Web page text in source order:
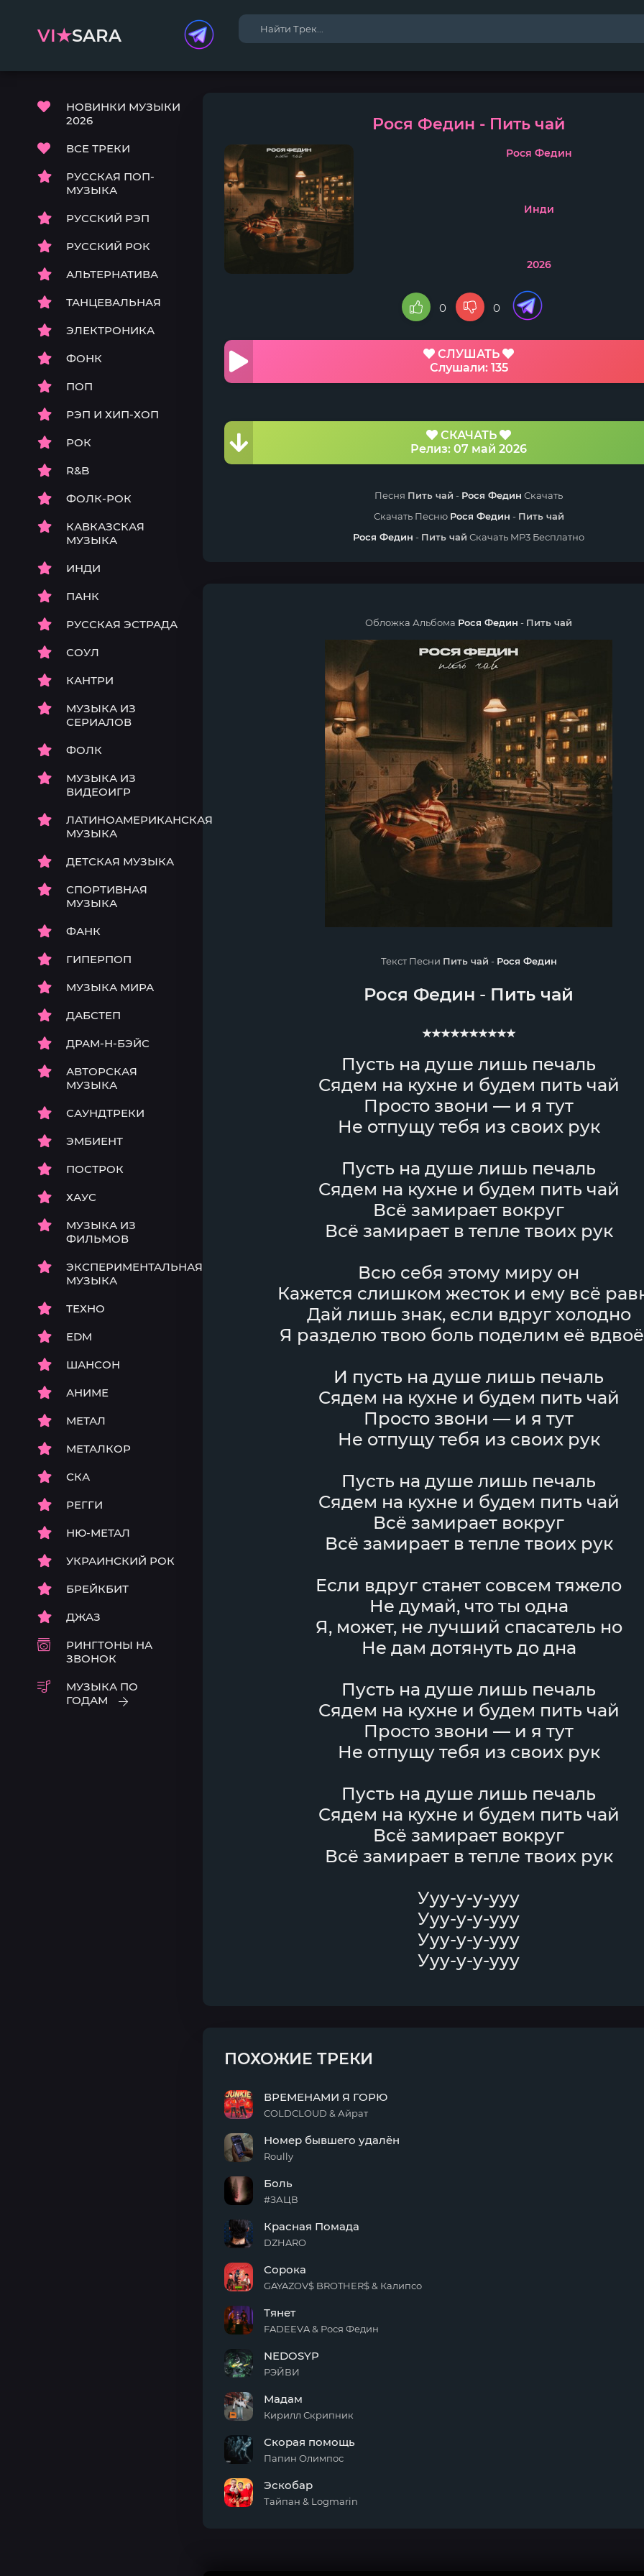
VI★SARA
НОВИНКИ МУЗЫКИ
2026
ВСЕ ТРЕКИ
РУССКАЯ ПОП-
МУЗЫКА
РУССКИЙ РЭП
РУССКИЙ РОК
АЛЬТЕРНАТИВА
ТАНЦЕВАЛЬНАЯ
ЭЛЕКТРОНИКА
ФОНК
ПОП
РЭП И ХИП-ХОП
РОК
R&B
ФОЛК-РОК
КАВКАЗСКАЯ
МУЗЫКА
ИНДИ
ПАНК
РУССКАЯ ЭСТРАДА
СОУЛ
КАНТРИ
МУЗЫКА ИЗ
СЕРИАЛОВ
ФОЛК
МУЗЫКА ИЗ
ВИДЕОИГР
ЛАТИНОАМЕРИКАНСКАЯ
МУЗЫКА
ДЕТСКАЯ МУЗЫКА
СПОРТИВНАЯ
МУЗЫКА
ФАНК
ГИПЕРПОП
МУЗЫКА МИРА
ДАБСТЕП
ДРАМ-Н-БЭЙС
АВТОРСКАЯ
МУЗЫКА
САУНДТРЕКИ
ЭМБИЕНТ
ПОСТРОК
ХАУС
МУЗЫКА ИЗ
ФИЛЬМОВ
ЭКСПЕРИМЕНТАЛЬНАЯ
МУЗЫКА
ТЕХНО
EDM
ШАНСОН
АНИМЕ
МЕТАЛ
МЕТАЛКОР
СКА
РЕГГИ
НЮ-МЕТАЛ
УКРАИНСКИЙ РОК
БРЕЙКБИТ
ДЖАЗ
РИНГТОНЫ НА
ЗВОНОК
МУЗЫКА ПО
ГОДАМ
Рося Федин - Пить чай
Рося Федин
Инди
2026
0 0
СЛУШАТЬ
Слушали: 135
СКАЧАТЬ
Релиз: 07 май 2026
Песня Пить чай - Рося Федин Скачать
Скачать Песню Рося Федин - Пить чай
Рося Федин - Пить чай Скачать MP3 Бесплатно
Обложка Альбома Рося Федин - Пить чай
Текст Песни Пить чай - Рося Федин
Рося Федин - Пить чай
★★★★★★★★★★
Пусть на душе лишь печаль
Сядем на кухне и будем пить чай
Просто звони — и я тут
Не отпущу тебя из своих рук
Пусть на душе лишь печаль
Сядем на кухне и будем пить чай
Всё замирает вокруг
Всё замирает в тепле твоих рук
Всю себя этому миру он
Кажется слишком жесток и ему всё
Дай лишь знак, если вдруг холодно
Я разделю твою боль поделим её
И пусть на душе лишь печаль
Сядем на кухне и будем пить чай
Просто звони — и я тут
Не отпущу тебя из своих рук
Пусть на душе лишь печаль
Сядем на кухне и будем пить чай
Всё замирает вокруг
Всё замирает в тепле твоих рук
Если вдруг станет совсем тяжело
Не думай, что ты одна
Я, может, не лучший спасатель но
Не дам дотянуть до дна
Пусть на душе лишь печаль
Сядем на кухне и будем пить чай
Просто звони — и я тут
Не отпущу тебя из своих рук
Пусть на душе лишь печаль
Сядем на кухне и будем пить чай
Всё замирает вокруг
Всё замирает в тепле твоих рук
Ууу-у-у-ууу
Ууу-у-у-ууу
Ууу-у-у-ууу
Ууу-у-у-ууу
ПОХОЖИЕ ТРЕКИ
Я
ГОРЮ
ВРЕМЕНАМИ Я ГОРЮ
COLDCLOUD & Айрат
бывшего
удалён
Номер бывшего удалён
Roully
Боль
#ЗАЦВ
Помада
Красная Помада
DZHARO
Сорока
GAYAZOV$ BROTHER$ & Калипсо
Тянет
FADEEVA & Рося Федин
NEDOSYP
РЭЙВИ
Мадам
Кирилл Скрипник
помощь
Скорая помощь
Папин Олимпос
Эскобар
Тайпан & Logmarin